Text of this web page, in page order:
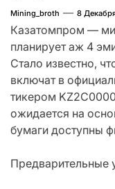
Mining_broth 8
Казатомпром —
планирует аж 4
Стало известно,
включат в
тикером
ожидается на
бумаги доступны
Предварительные